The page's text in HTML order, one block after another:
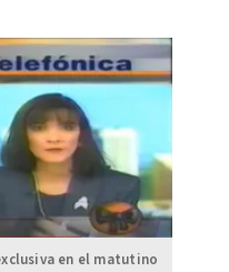
en el matutino